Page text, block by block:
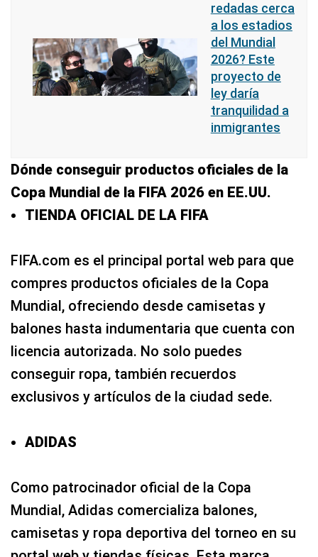
redadas cerca
a los estadios
del Mundial
2026? Este
proyecto de
ley daría
tranquilidad a
inmigrantes
Dónde conseguir productos oficiales de la
Copa Mundial de la FIFA 2026 en EE.UU.
TIENDA OFICIAL DE LA FIFA
FIFA.com es el principal portal web para que
compres productos oficiales de la Copa
Mundial, ofreciendo desde camisetas y
balones hasta indumentaria que cuenta con
licencia autorizada. No solo puedes
conseguir ropa, también recuerdos
exclusivos y artículos de la ciudad sede.
ADIDAS
Como patrocinador oficial de la Copa
Mundial, Adidas comercializa balones,
camisetas y ropa deportiva del torneo en su